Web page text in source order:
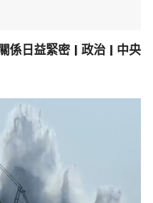
係日益緊密 | 政治 | 中央